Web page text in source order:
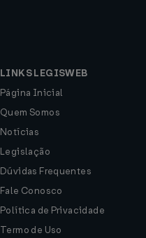
LINKS LEGISWEB
Página Inicial
Quem Somos
Notícias
Legislação
Dúvidas Frequentes
Fale Conosco
Política de Privacidade
Termo de Uso